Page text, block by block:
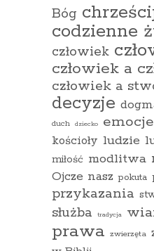
Bóg
codzienne
człowiek
człowiek a
człowiek a
decyzje
duch dziecko emocje
kościoły ludzie
miłość modlitwa
Ojcze nasz pokuta
przykazania
służba
tradycja
prawa zwierzęta